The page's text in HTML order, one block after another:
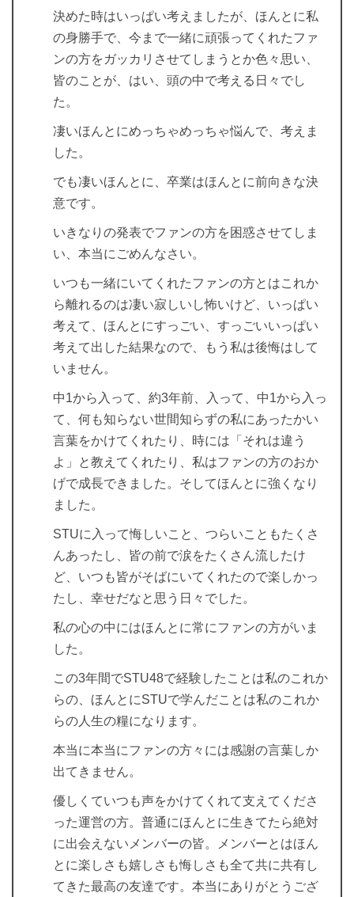
決めた時はいっぱい考えましたが、ほんとに私
の身勝手で、今まで一緒に頑張ってくれたファ
ンの方をガッカリさせてしまうとか色々思い、
皆のことが、はい、頭の中で考える日々でし
た。
凄いほんとにめっちゃめっちゃ悩んで、考えま
した。
でも凄いほんとに、卒業はほんとに前向きな決
意です。
いきなりの発表でファンの方を困惑させてしま
い、本当にごめんなさい。
いつも一緒にいてくれたファンの方とはこれか
ら離れるのは凄い寂しいし怖いけど、いっぱい
考えて、ほんとにすっごい、すっごいいっぱい
考えて出した結果なので、もう私は後悔はして
いません。
中1から入って、約3年前、入って、中1から入っ
て、何も知らない世間知らずの私にあったかい
言葉をかけてくれたり、時には「それは違う
よ」と教えてくれたり、私はファンの方のおか
げで成長できました。そしてほんとに強くなり
ました。
STUに入って悔しいこと、つらいこともたくさ
んあったし、皆の前で涙をたくさん流したけ
ど、いつも皆がそばにいてくれたので楽しかっ
たし、幸せだなと思う日々でした。
私の心の中にはほんとに常にファンの方がいま
した。
この3年間でSTU48で経験したことは私のこれか
らの、ほんとにSTUで学んだことは私のこれか
らの人生の糧になります。
本当に本当にファンの方々には感謝の言葉しか
出てきません。
優しくていつも声をかけてくれて支えてくださ
った運営の方。普通にほんとに生きてたら絶対
に出会えないメンバーの皆。メンバーとはほん
とに楽しさも嬉しさも悔しさも全て共に共有し
てきた最高の友達です。本当にありがとうござ